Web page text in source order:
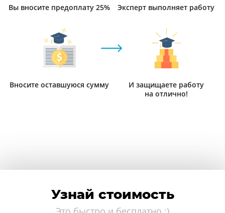
Вы вносите предоплату 25% Эксперт выполняет работу
Вносите оставшуюся сумму
И защищаете работу
на отлично!
Узнай стоимость